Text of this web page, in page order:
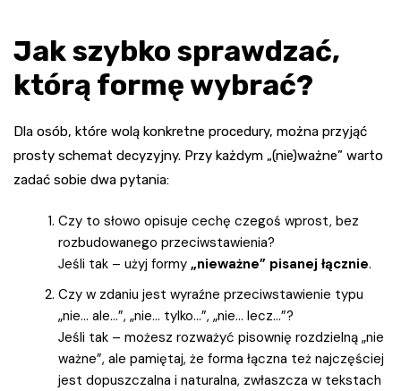
Jak szybko sprawdzać,
którą formę wybrać?
Dla osób, które wolą konkretne procedury, można przyjąć
prosty schemat decyzyjny. Przy każdym „(nie)ważne” warto
zadać sobie dwa pytania:
Czy to słowo opisuje cechę czegoś wprost, bez
rozbudowanego przeciwstawienia?
Jeśli tak – użyj formy „nieważne” pisanej łącznie.
Czy w zdaniu jest wyraźne przeciwstawienie typu
„nie… ale…”, „nie… tylko…”, „nie… lecz…”?
Jeśli tak – możesz rozważyć pisownię rozdzielną „nie
ważne”, ale pamiętaj, że forma łączna też najczęściej
jest dopuszczalna i naturalna, zwłaszcza w tekstach